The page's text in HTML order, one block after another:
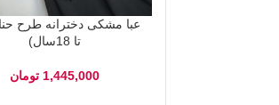
تا 18سال)
1,445,000 تومان